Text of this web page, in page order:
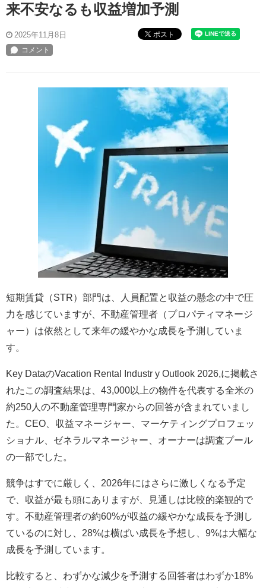
来不安なるも収益増加予測
2025年11月8日 ポスト
短期賃貸（STR）部門は、人員配置と収益の懸念の中で圧
力を感じていますが、不動産管理者（プロパティマネージ
ャー）は依然として来年の緩やかな成長を予測していま
す。
Key DataのVacation Rental Industr y Outlook 2026,に掲載さ
れたこの調査結果は、43,000以上の物件を代表する全米の
約250人の不動産管理専門家からの回答が含まれていまし
た。CEO、収益マネージャー、マーケティングプロフェッ
ショナル、ゼネラルマネージャー、オーナーは調査プール
の一部でした。
競争はすでに厳しく、2026年にはさらに激しくなる予定
で、収益が最も頭にありますが、見通しは比較的楽観的で
す。不動産管理者の約60%が収益の緩やかな成長を予測し
ているのに対し、28%は横ばい成長を予想し、9%は大幅な
成長を予測しています。
比較すると、わずかな減少を予測する回答者はわずか18%